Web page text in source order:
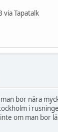
via Tapatalk
bor nära
i
om man bor